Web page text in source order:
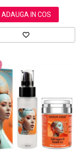
ADAUGA IN COS